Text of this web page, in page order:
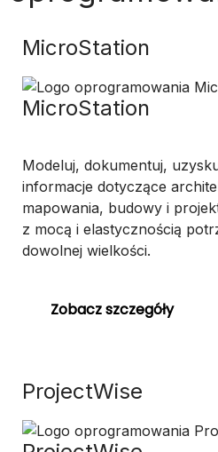
MicroStation
MicroStation
Modeluj, dokumentuj,
informacje dotyczące
mapowania, budowy i
z mocą i elastycznością
dowolnej wielkości.
Zobacz szczegóły
ProjectWise